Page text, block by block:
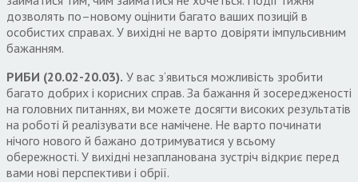
дозволять по–новому оцінити багато ваших позицій в
особистих справах. У вихідні не варто довіряти імпульсивним
бажанням.
РИБИ (20.02-20.03). У вас з‘явиться можливість зробити
багато добрих і корисних справ. За бажання й зосередженості
на головних питаннях, ви можете досягти високих результатів
на роботі й реалізувати все намічене. Не варто починати
нічого нового й бажано дотримуватися у всьому
обережності. У вихідні незапланована зустріч відкриє перед
вами нові перспективи і обрії.